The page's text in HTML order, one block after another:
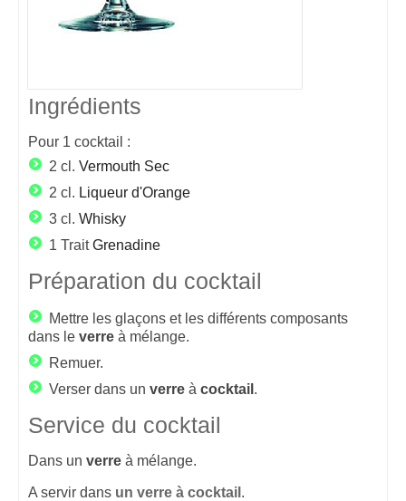
Ingrédients
Pour 1 cocktail :
2 cl. Vermouth Sec
2 cl. Liqueur d'Orange
3 cl. Whisky
1 Trait Grenadine
Préparation du cocktail
Mettre les glaçons et les différents composants
dans le verre à mélange.
Remuer.
Verser dans un verre à cocktail .
Service du cocktail
Dans un verre à mélange.
A servir dans un verre à cocktail .